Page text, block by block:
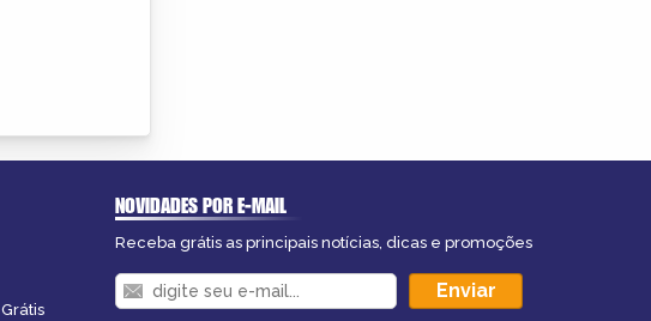
Grátis
NOVIDADES POR E-MAIL
Receba grátis as principais notícias, dicas e promoções